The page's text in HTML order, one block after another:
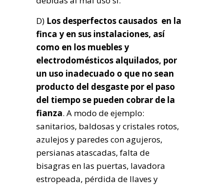
D) Los desperfectos causados en la
finca y en sus instalaciones, así
como en los muebles y
electrodomésticos alquilados, por
un uso inadecuado o que no sean
producto del desgaste por el paso
del tiempo se pueden cobrar de la
fianza. A modo de ejemplo:
sanitarios, baldosas y cristales rotos,
azulejos y paredes con agujeros,
persianas atascadas, falta de
bisagras en las puertas, lavadora
estropeada, pérdida de llaves y